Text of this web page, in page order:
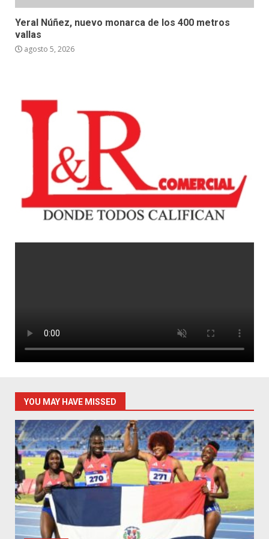
Yeral Núñez, nuevo monarca de los 400 metros
vallas
agosto 5, 2026
YOU MAY HAVE MISSED